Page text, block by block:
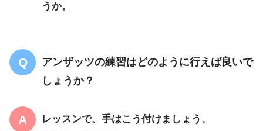
うか。
アンザッツの練習はどのように行えば良いで
しょうか？
レッスンで、手はこう付けましょう、